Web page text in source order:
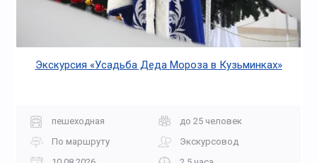
Экскурсия «Усадьба Деда Мороза в Кузьминках»
пешеходная
до 25 человек
По маршруту
Экскурсовод